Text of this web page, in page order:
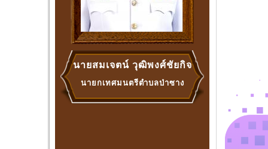
นายสมเจตน์ วุฒิพงศ์ชัยกิจ
นายกเทศมนตรีตำบลป่าซาง